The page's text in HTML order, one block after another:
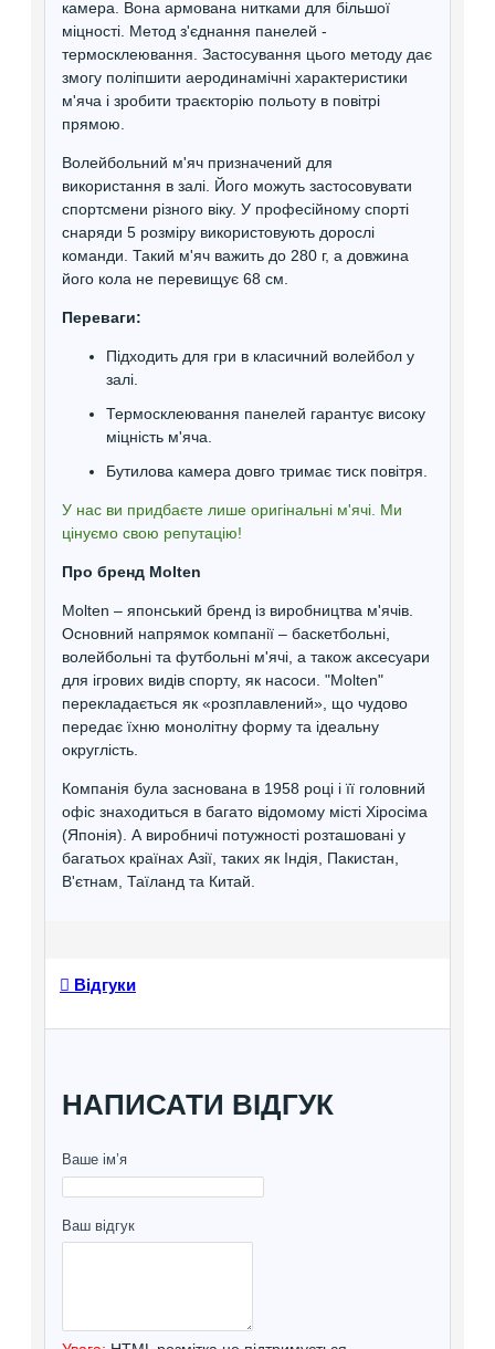
камера. Вона армована нитками для більшої
міцності. Метод з'єднання панелей -
термосклеювання. Застосування цього методу дає
змогу поліпшити аеродинамічні характеристики
м'яча і зробити траєкторію польоту в повітрі
прямою.
Волейбольний м'яч призначений для
використання в залі. Його можуть застосовувати
спортсмени різного віку. У професійному спорті
снаряди 5 розміру використовують дорослі
команди. Такий м'яч важить до 280 г, а довжина
його кола не перевищує 68 см.
Переваги:
Підходить для гри в класичний волейбол у
залі.
Термосклеювання панелей гарантує високу
міцність м'яча.
Бутилова камера довго тримає тиск повітря.
У нас ви придбаєте лише оригінальні м'ячі. Ми
цінуємо свою репутацію!
Про бренд Molten
Molten – японський бренд із виробництва м'ячів.
Основний напрямок компанії – баскетбольні,
волейбольні та футбольні м'ячі, а також аксесуари
для ігрових видів спорту, як насоси. "Molten"
перекладається як «розплавлений», що чудово
передає їхню монолітну форму та ідеальну
округлість.
Компанія була заснована в 1958 році і її головний
офіс знаходиться в багато відомому місті Хіросіма
(Японія). А виробничі потужності розташовані у
багатьох країнах Азії, таких як Індія, Пакистан,
В'єтнам, Таїланд та Китай.
Відгуки
НАПИСАТИ ВІДГУК
Ваше ім’я
Ваш відгук